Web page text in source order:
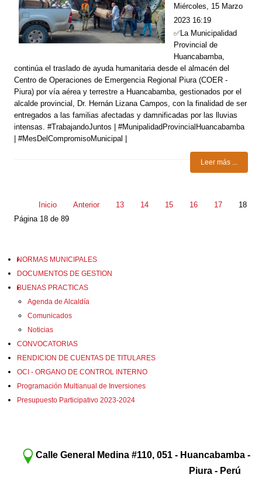
Miércoles, 15 Marzo
2023 16:19
✅La Municipalidad
Provincial de
Huancabamba,
continúa el traslado de ayuda humanitaria desde el almacén del
Centro de Operaciones de Emergencia Regional Piura (COER -
Piura) por vía aérea y terrestre a Huancabamba, gestionados por el
alcalde provincial, Dr. Hernán Lizana Campos, con la finalidad de ser
entregados a las familias afectadas y damnificadas por las lluvias
intensas. #TrabajandoJuntos | #MunipalidadProvincialHuancabamba
| #MesDelCompromisoMunicipal |
Leer más ...
Inicio Anterior 13 14 15 16 17
18
Página 18 de 89
NORMAS MUNICIPALES
DOCUMENTOS DE GESTION
BUENAS PRACTICAS
Agenda de Alcaldía
Comunicados
Noticias
CONVOCATORIAS
RENDICION DE CUENTAS DE TITULARES
OCI - ORGANO DE CONTROL INTERNO
Programación Multianual de Inversiones
Presupuesto Participativo 2023-2024
Calle General Medina #110, 051 - Huancabamba -
Piura - Perú